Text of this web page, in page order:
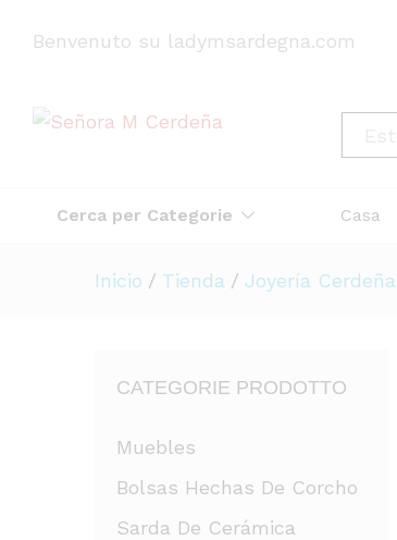
Benvenuto su ladymsardegna.com
Cerca per Categorie Casa
Inicio / Tienda / Joyería Cerdeña
CATEGORIE PRODOTTO
Muebles
Bolsas Hechas De Corcho
Sarda De Cerámica